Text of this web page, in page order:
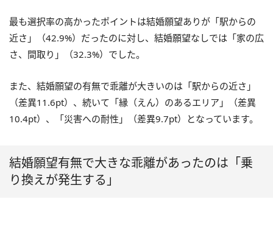
最も選択率の高かったポイントは結婚願望ありが「駅からの
近さ」（42.9%）だったのに対し、結婚願望なしでは「家の広
さ、間取り」（32.3%）でした。
また、結婚願望の有無で乖離が大きいのは「駅からの近さ」
（差異11.6pt）、続いて「縁（えん）のあるエリア」（差異
10.4pt）、「災害への耐性」（差異9.7pt）となっています。
結婚願望有無で大きな乖離があったのは「乗
り換えが発生する」